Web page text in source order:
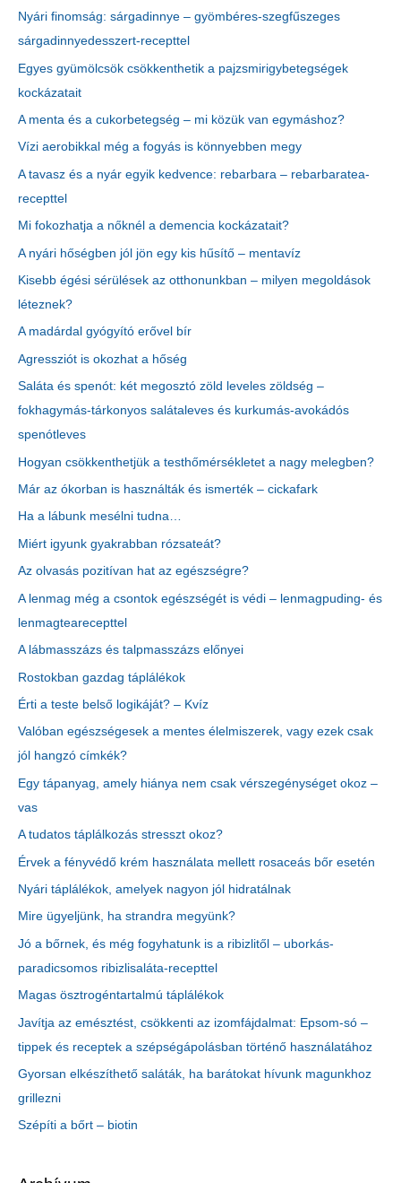
Nyári finomság: sárgadinnye – gyömbéres-szegfűszeges
sárgadinnyedesszert-recepttel
Egyes gyümölcsök csökkenthetik a pajzsmirigybetegségek
kockázatait
A menta és a cukorbetegség – mi közük van egymáshoz?
Vízi aerobikkal még a fogyás is könnyebben megy
A tavasz és a nyár egyik kedvence: rebarbara – rebarbaratea-
recepttel
Mi fokozhatja a nőknél a demencia kockázatait?
A nyári hőségben jól jön egy kis hűsítő – mentavíz
Kisebb égési sérülések az otthonunkban – milyen megoldások
léteznek?
A madárdal gyógyító erővel bír
Agressziót is okozhat a hőség
Saláta és spenót: két megosztó zöld leveles zöldség –
fokhagymás-tárkonyos salátaleves és kurkumás-avokádós
spenótleves
Hogyan csökkenthetjük a testhőmérsékletet a nagy melegben?
Már az ókorban is használták és ismerték – cickafark
Ha a lábunk mesélni tudna…
Miért igyunk gyakrabban rózsateát?
Az olvasás pozitívan hat az egészségre?
A lenmag még a csontok egészségét is védi – lenmagpuding- és
lenmagtearecepttel
A lábmasszázs és talpmasszázs előnyei
Rostokban gazdag táplálékok
Érti a teste belső logikáját? – Kvíz
Valóban egészségesek a mentes élelmiszerek, vagy ezek csak
jól hangzó címkék?
Egy tápanyag, amely hiánya nem csak vérszegénységet okoz –
vas
A tudatos táplálkozás stresszt okoz?
Érvek a fényvédő krém használata mellett rosaceás bőr esetén
Nyári táplálékok, amelyek nagyon jól hidratálnak
Mire ügyeljünk, ha strandra megyünk?
Jó a bőrnek, és még fogyhatunk is a ribizlitől – uborkás-
paradicsomos ribizlisaláta-recepttel
Magas ösztrogéntartalmú táplálékok
Javítja az emésztést, csökkenti az izomfájdalmat: Epsom-só –
tippek és receptek a szépségápolásban történő használatához
Gyorsan elkészíthető saláták, ha barátokat hívunk magunkhoz
grillezni
Szépíti a bőrt – biotin